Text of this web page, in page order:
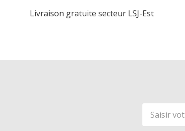
Livraison gratuite secteur LSJ-Est
Adresse
de